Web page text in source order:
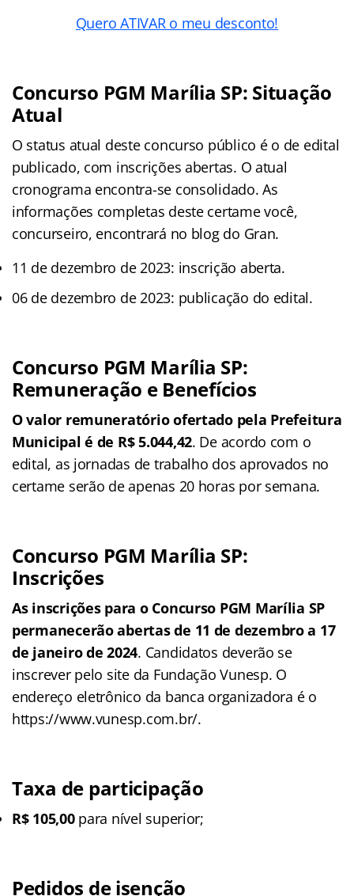
Quero ATIVAR o meu desconto!
Concurso PGM Marília SP: Situação
Atual
O status atual deste concurso público é o de edital
publicado, com inscrições abertas. O atual
cronograma encontra-se consolidado. As
informações completas deste certame você,
concurseiro, encontrará no blog do Gran.
11 de dezembro de 2023: inscrição aberta.
06 de dezembro de 2023: publicação do edital.
Concurso PGM Marília SP:
Remuneração e Benefícios
O valor remuneratório ofertado pela Prefeitura
Municipal é de R$ 5.044,42. De acordo com o
edital, as jornadas de trabalho dos aprovados no
certame serão de apenas 20 horas por semana.
Concurso PGM Marília SP:
Inscrições
As inscrições para o Concurso PGM Marília SP
permanecerão abertas de 11 de dezembro a 17
de janeiro de 2024. Candidatos deverão se
inscrever pelo site da Fundação Vunesp. O
endereço eletrônico da banca organizadora é o
https://www.vunesp.com.br/.
Taxa de participação
R$ 105,00para nível superior;
Pedidos de isenção